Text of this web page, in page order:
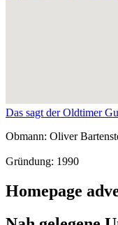
Das sagt der Oldtimer
Obmann: Oliver
Gründung: 1990
Homepage